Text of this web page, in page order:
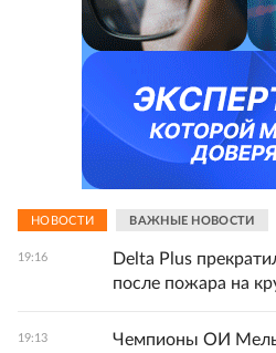
НОВОСТИ ВАЖНЫЕ НОВОСТИ
19:16
Delta Plus
после пожара на
19:13
Чемпионы ОИ